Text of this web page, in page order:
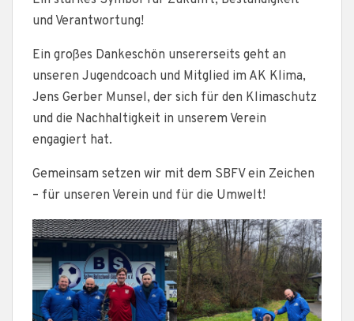
und Verantwortung!
Ein großes Dankeschön unsererseits geht an
unseren Jugendcoach und Mitglied im AK Klima,
Jens Gerber Munsel, der sich für den Klimaschutz
und die Nachhaltigkeit in unserem Verein
engagiert hat.
Gemeinsam setzen wir mit dem SBFV ein Zeichen
– für unseren Verein und für die Umwelt!